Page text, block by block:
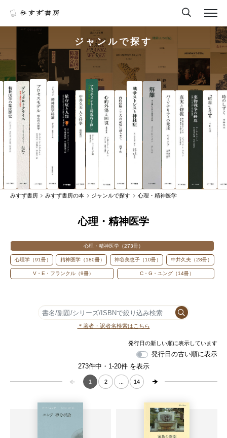
ジャンルで探す
みすず書房 みすず書房の本 ジャンルで探す 心理・精神医学
心理・精神医学
心理・精神医学 273
心理学 91 精神医学 180 神谷美恵子 10 中井久夫 28
V・E・フランクル 9 C・G・ユング 14
＊著者・訳者名検索はこちら
発行日の古い順に表示
1 2 14
273件中・1-20件 を表示